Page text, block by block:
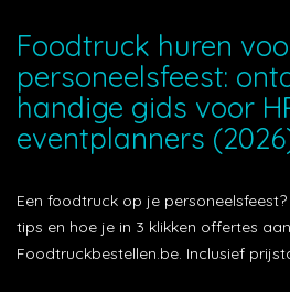
Foodtruck huren
personeelsfeest:
handige gids voor
eventplanners
Een foodtruck op je
tips en hoe je in 3 klikken offertes
Foodtruckbestellen.be. Inclusief